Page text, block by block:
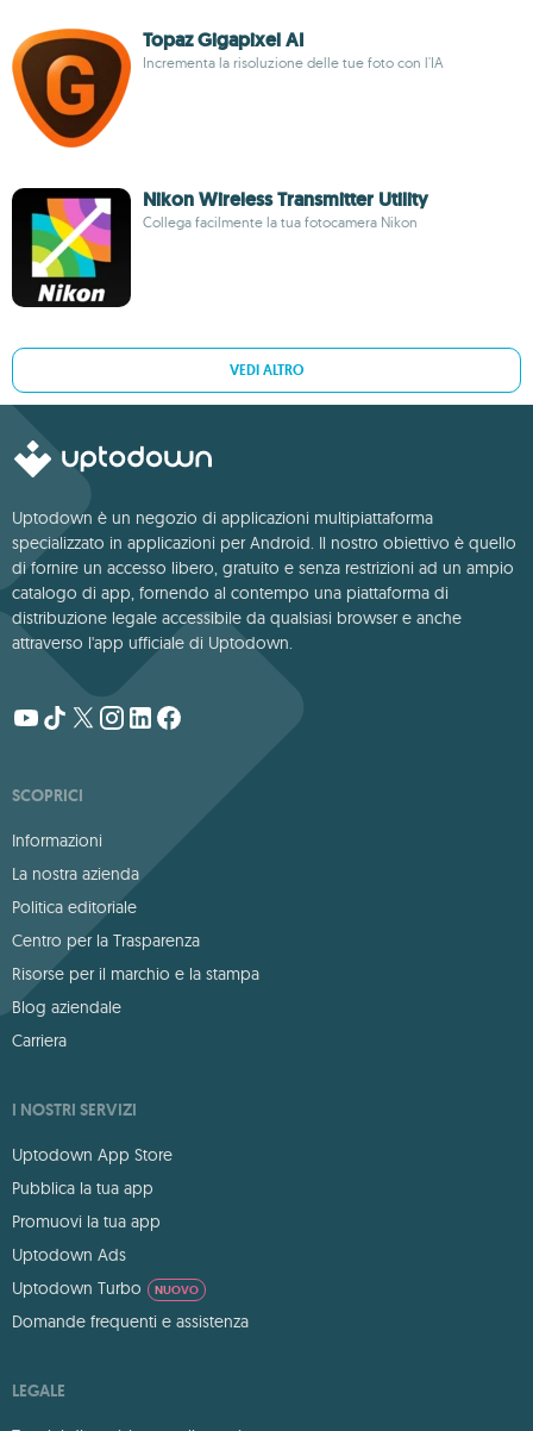
Topaz Gigapixel AI
Incrementa la risoluzione delle tue foto con l'IA
Nikon Wireless Transmitter Utility
Collega facilmente la tua fotocamera Nikon
VEDI ALTRO
Uptodown è un negozio di applicazioni multipiattaforma
specializzato in applicazioni per Android. Il nostro obiettivo è quello
di fornire un accesso libero, gratuito e senza restrizioni ad un ampio
catalogo di app, fornendo al contempo una piattaforma di
distribuzione legale accessibile da qualsiasi browser e anche
attraverso l'app ufficiale di Uptodown.
SCOPRICI
Informazioni
La nostra azienda
Politica editoriale
Centro per la Trasparenza
Risorse per il marchio e la stampa
Blog aziendale
Carriera
I NOSTRI SERVIZI
Uptodown App Store
Pubblica la tua app
Promuovi la tua app
Uptodown Ads
Uptodown Turbo
NUOVO
Domande frequenti e assistenza
LEGALE